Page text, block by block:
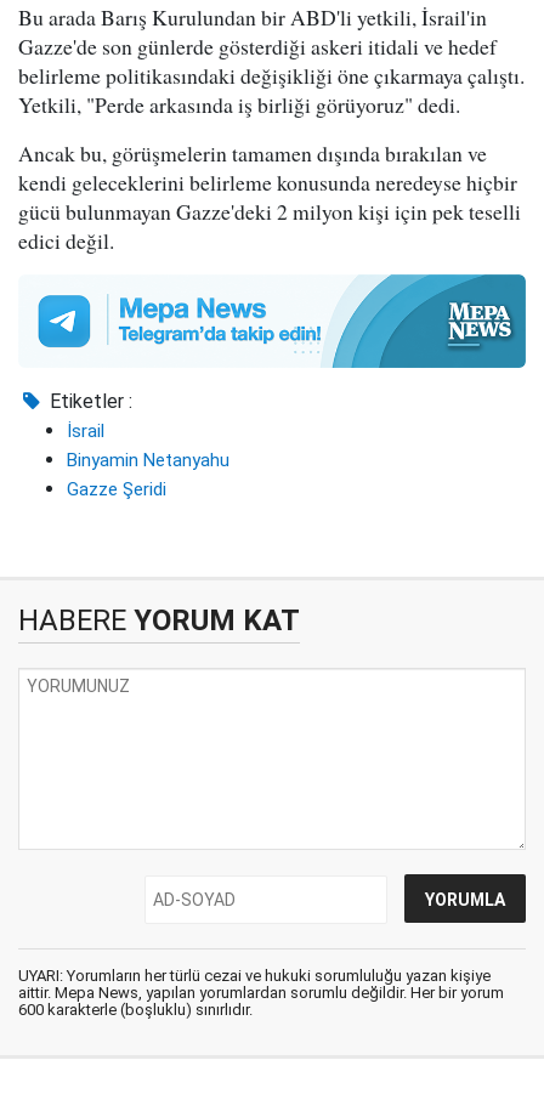
Bu arada Barış Kurulundan bir ABD'li yetkili, İsrail'in
Gazze'de son günlerde gösterdiği askeri itidali ve hedef
belirleme politikasındaki değişikliği öne çıkarmaya çalıştı.
Yetkili, "Perde arkasında iş birliği görüyoruz" dedi.
Ancak bu, görüşmelerin tamamen dışında bırakılan ve
kendi geleceklerini belirleme konusunda neredeyse hiçbir
gücü bulunmayan Gazze'deki 2 milyon kişi için pek teselli
edici değil.
Etiketler :
İsrail
Binyamin Netanyahu
Gazze Şeridi
HABERE YORUM KAT
UYARI: Yorumların her türlü cezai ve hukuki sorumluluğu yazan kişiye
aittir. Mepa News, yapılan yorumlardan sorumlu değildir. Her bir yorum
600 karakterle (boşluklu) sınırlıdır.